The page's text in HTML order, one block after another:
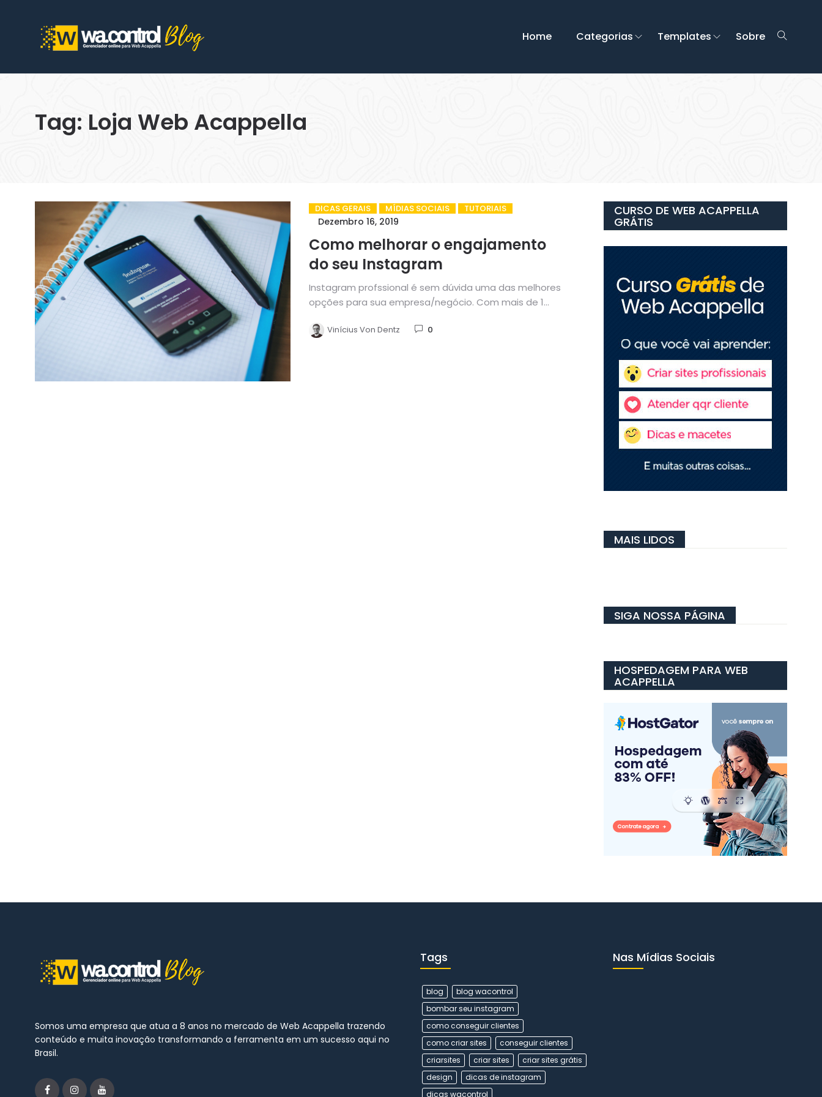
Home Categorias Templates Sobre
Tag: Loja Web Acappella
DICAS GERAIS MÍDIAS SOCIAIS TUTORIAIS
Dezembro 16, 2019
Como melhorar o engajamento
do seu Instagram
Instagram profssional é sem dúvida uma das melhores
opções para sua empresa/negócio. Com mais de 1
Vinícius Von Dentz 0
CURSO DE WEB ACAPPELLA
GRÁTIS
MAIS LIDOS
SIGA NOSSA PÁGINA
HOSPEDAGEM PARA WEB
ACAPPELLA
Somos uma empresa que atua a 8 anos no mercado de Web Acappella trazendo
conteúdo e muita inovação transformando a ferramenta em um sucesso aqui no
Brasil.
Tags
blog
blog wacontrol
bombar seu instagram
como conseguir clientes
como criar sites
conseguir clientes
criarsites
criar sites
criar sites grátis
design
dicas de instagram
dicas wacontrol
Nas Mídias Sociais